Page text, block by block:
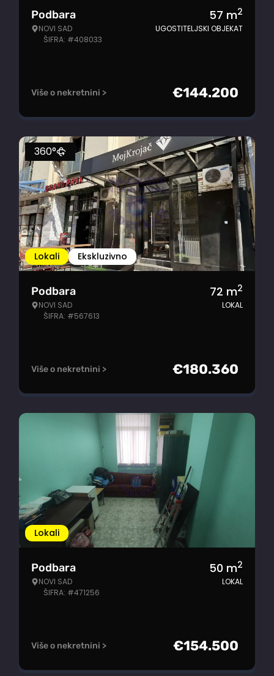
Podbara
NOVI SAD
ŠIFRA: #408033
57 m2
UGOSTITELJSKI OBJEKAT
Više o nekretnini > €144.200
Lokali Ekskluzivno
360°
Podbara
NOVI SAD
ŠIFRA: #567613
72 m2
LOKAL
Više o nekretnini > €180.360
Lokali
Podbara
NOVI SAD
ŠIFRA: #471256
50 m2
LOKAL
Više o nekretnini > €154.500